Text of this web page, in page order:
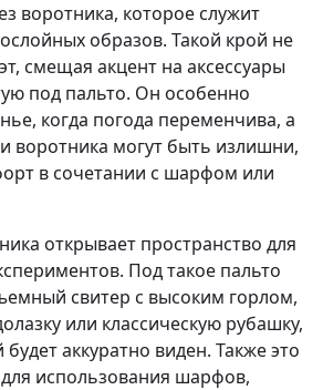
воротника, которое служит
образов. Такой крой не
смещая акцент на аксессуары
под пальто. Он особенно
когда погода переменчива, а
воротника могут быть излишни,
в сочетании с шарфом или
открывает пространство для
Под такое пальто
свитер с высоким горлом,
или классическую рубашку,
аккуратно виден. Также это
использования шарфов,